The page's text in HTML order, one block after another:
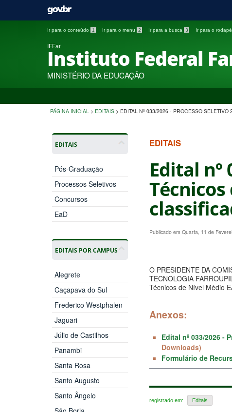
Ir para o conteúdo 1 Ir para o menu 2 Ir para a busca 3 Ir para o rodapé
IFFar
Instituto Federal
MINISTÉRIO DA EDUCAÇÃO
PÁGINA INICIAL > EDITAIS > EDITAL Nº 033/2026 - PROCESSO
EDITAIS
Pós-Graduação
Processos Seletivos
Concursos
EaD
EDITAIS POR CAMPUS
Alegrete
Caçapava do Sul
Frederico Westphalen
Jaguari
Júlio de Castilhos
Panambi
Santa Rosa
Santo Augusto
Santo Ângelo
EDITAIS
Edital nº
Técnicos
Publicado em Quarta, 11 de
O PRESIDENTE DA
TECNOLOGIA
Técnicos de Nível Médio
Anexos:
Edital nº 033/2026 -
Downloads)
Formulário de
registrado em: Editais